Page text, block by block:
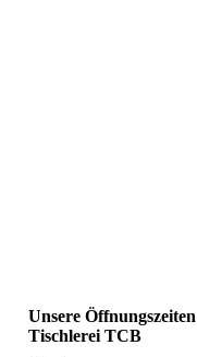
Unsere Öffnungszeiten
Tischlerei TCB